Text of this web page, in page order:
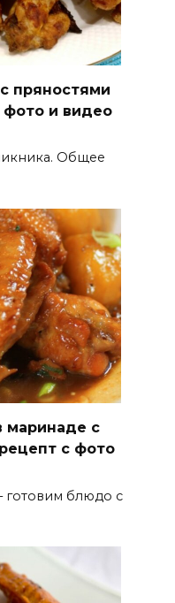
пряностями
фото и видео
Общее
с
с фото
готовим блюдо с